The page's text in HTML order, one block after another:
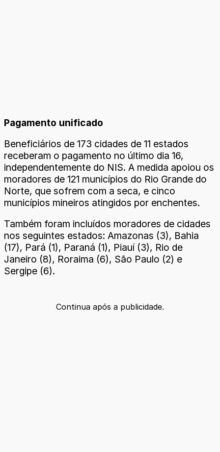
Pagamento unificado
Beneficiários de 173 cidades de 11 estados
receberam o pagamento no último dia 16,
independentemente do NIS. A medida apoiou os
moradores de 121 municípios do Rio Grande do
Norte, que sofrem com a seca, e cinco
municípios mineiros atingidos por enchentes.
Também foram incluídos moradores de cidades
nos seguintes estados: Amazonas (3), Bahia
(17), Pará (1), Paraná (1), Piauí (3), Rio de
Janeiro (8), Roraima (6), São Paulo (2) e
Sergipe (6).
Continua após a publicidade.